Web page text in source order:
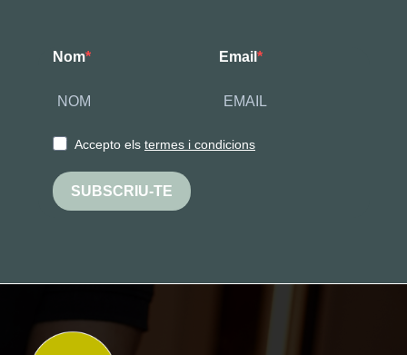
Nom Email
Accepto els termes i condicions
SUBSCRIU-TE